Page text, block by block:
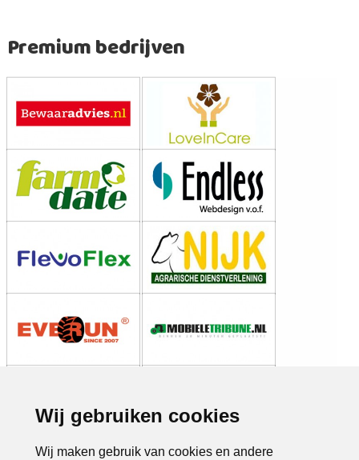
Wij gebruiken cookies
Wij maken gebruik van cookies en andere
Premium bedrijven